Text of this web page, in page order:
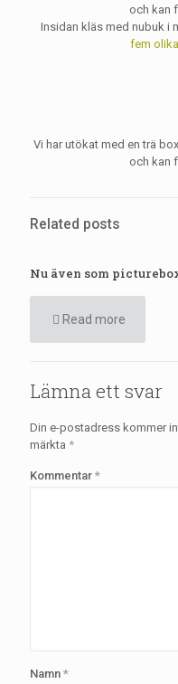
och kan
Insidan kläs med nubuk i
fem
Vi har utökat med en trä
och kan
Related posts
Nu även som
Read more
Lämna ett svar
Din e-postadress kommer
märkta *
Kommentar *
Namn *